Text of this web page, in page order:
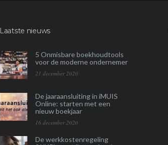
Laatste nieuws
5 Onmisbare boekhoudtools
voor de moderne ondernemer
21 december 2020
De jaaraansluiting in iMUIS
Online: starten met een
nieuw boekjaar
16 december 2020
De werkkostenregeling